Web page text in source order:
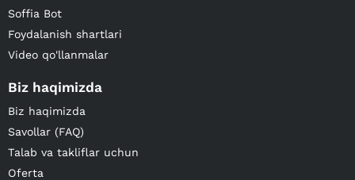
Soffia Bot
Foydalanish shartlari
Video qo'llanmalar
Biz haqimizda
Biz haqimizda
Savollar (FAQ)
Talab va takliflar uchun
Oferta